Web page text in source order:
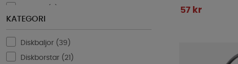
Manta(
Mellow Design
Nordiska Plast(
KATEGORI
Diskbaljor ( 39 )
Diskborstar ( 21 )
57 kr